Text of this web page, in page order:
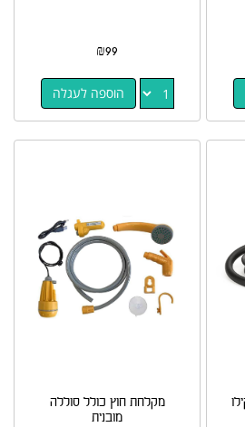
₪99
הוספה לעגלה
מקלחת חוץ כולל סוללה
מובנית